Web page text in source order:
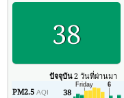
38
ปัจจุบัน2 วันที่ผ่านมา
PM2.5AQI 38